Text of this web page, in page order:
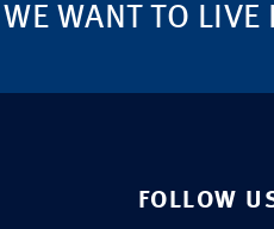
WANT TO LIVE
FOLLOW